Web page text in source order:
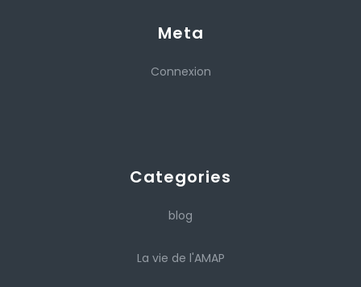
Meta
Connexion
Categories
blog
La vie de l'AMAP